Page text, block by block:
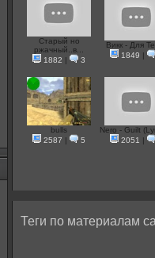
Старый но
ржачный..в...
1882 | 3
Викк - Для
1849 |
bulls
2587 | 5
Nero - Guilt
2051 |
Теги по материалам